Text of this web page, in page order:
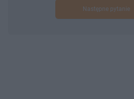
Następne pytanie